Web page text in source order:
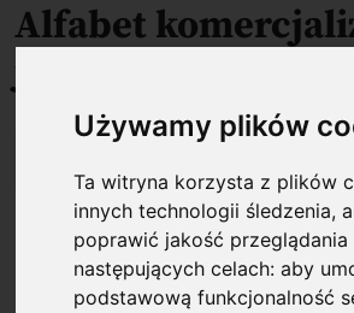
Używamy plików
Ta witryna korzysta z plików
innych technologii śledzenia,
poprawić jakość przeglądania
następujących celach:aby
podstawową funkcjonalność
Alfabet
Opublikowano: %s
29.05.2026
Od Laboratorium do Rynku:
Badaniach Aplikacyjnych